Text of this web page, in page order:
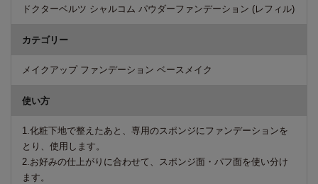
ドクターベルツ シャルコム パウダーファンデーション (レフィル)
カテゴリー
メイクアップ ファンデーション ベースメイク
使い方
1.化粧下地で整えたあと、専用のスポンジにファンデーションを
とり、使用します。
2.お好みの仕上がりに合わせて、スポンジ面・パフ面を使い分け
ます。